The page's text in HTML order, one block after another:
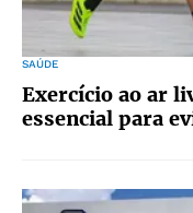
SAÚDE
Exercício ao ar
essencial para